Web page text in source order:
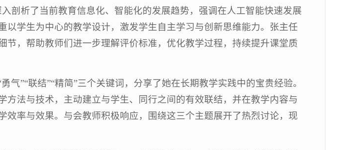
剖析了当前教育信息化、智能化的发展趋势，强调在人工智能快速发展
以学生为中心的教学设计，激发学生自主学习与创新思维能力。张主任
节，帮助教师们进一步理解评价标准，优化教学过程，持续提升课堂质
气”“联结”“精简”三个关键词，分享了她在长期教学实践中的宝贵经验。
方法与技术，主动建立与学生、同行之间的有效联结，并在教学内容与
效率与效果。与会教师积极响应，围绕这三个主题展开了热烈讨论，现